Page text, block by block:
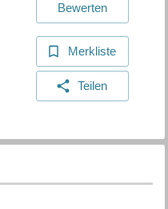
Bewerten
Merkliste
Teilen